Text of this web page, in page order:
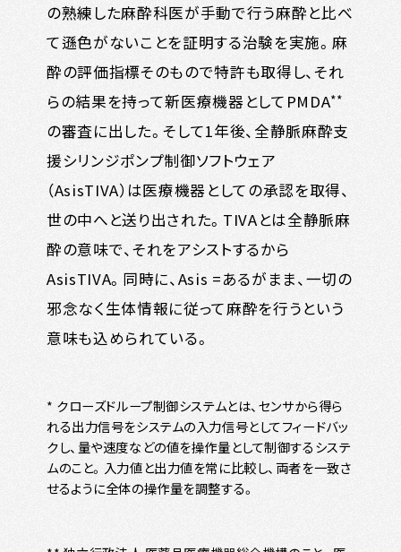
の熟練した麻酔科医が手動で行う麻酔と比べ
て遜色がないことを証明する治験を実施。麻
酔の評価指標そのもので特許も取得し、それ
らの結果を持って新医療機器としてPMDA**
の審査に出した。そして1年後、全静脈麻酔支
援シリンジポンプ制御ソフトウェア
（AsisTIVA）は医療機器としての承認を取得、
世の中へと送り出された。TIVAとは全静脈麻
酔の意味で、それをアシストするから
AsisTIVA。同時に、Asis =あるがまま、一切の
邪念なく生体情報に従って麻酔を行うという
意味も込められている。
* クローズドループ制御システムとは、センサから得ら
れる出力信号をシステムの入力信号としてフィードバッ
クし、量や速度などの値を操作量として制御するシステ
ムのこと。入力値と出力値を常に比較し、両者を一致さ
せるように全体の操作量を調整する。